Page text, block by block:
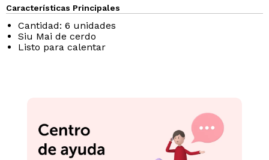
Características Principales
Cantidad: 6 unidades
Siu Mai de cerdo
Listo para calentar